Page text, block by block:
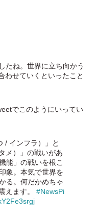
たね。世界に立ち向かう
わせていくといったこと
でこのようにいってい
/ インフラ）」と
メ）」の戦いがあ
能」の戦いを根こ
象。本気で世界を
る。何だかめちゃ
えます。 #NewsPi